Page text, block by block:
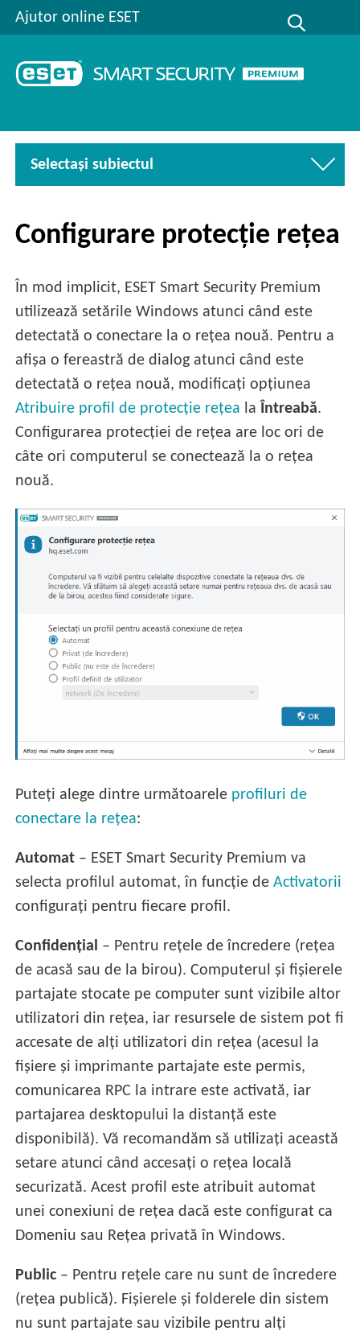
Ajutor online ESET
Selectaşi subiectul
Configurare protecție rețea
În mod implicit, ESET Smart Security Premium
utilizează setările Windows atunci când este
detectată o conectare la o rețea nouă. Pentru a
afișa o fereastră de dialog atunci când este
detectată o rețea nouă, modificați opțiunea
Atribuire profil de protecție rețea la Întreabă.
Configurarea protecției de rețea are loc ori de
câte ori computerul se conectează la o rețea
nouă.
Puteți alege dintre următoarele profiluri de
conectare la rețea:
Automat – ESET Smart Security Premium va
selecta profilul automat, în funcție deActivatorii
configurați pentru fiecare profil.
Confidențial – Pentru rețele de încredere (rețea
de acasă sau de la birou). Computerul și fișierele
partajate stocate pe computer sunt vizibile altor
utilizatori din rețea, iar resursele de sistem pot fi
accesate de alți utilizatori din rețea (acesul la
fișiere și imprimante partajate este permis,
comunicarea RPC la intrare este activată, iar
partajarea desktopului la distanță este
disponibilă). Vă recomandăm să utilizați această
setare atunci când accesați o rețea locală
securizată. Acest profil este atribuit automat
unei conexiuni de rețea dacă este configurat ca
Domeniu sau Rețea privată în Windows.
Public – Pentru rețele care nu sunt de încredere
(rețea publică). Fișierele și folderele din sistem
nu sunt partajate sau vizibile pentru alți